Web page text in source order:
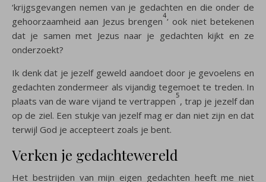
‘krijgsgevangen nemen van je gedachten en die onder de
gehoorzaamheid aan Jezus brengen4‘ ook niet betekenen
dat je samen met Jezus naar je gedachten kijkt en ze
onderzoekt?
Ik denk dat je jezelf geweld aandoet door je gevoelens en
gedachten zondermeer als vijandig tegemoet te treden. In
plaats van de ware vijand te vertrappen5, trap je jezelf dan
op de ziel. Een stukje van jezelf mag er dan niet zijn en dat
terwijl God je accepteert zoals je bent.
Verken je gedachtewereld
Het bestrijden van mijn eigen gedachten heeft me niet